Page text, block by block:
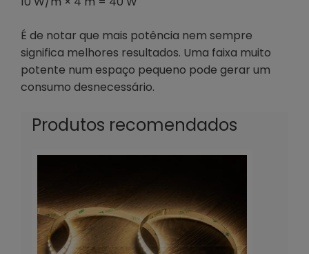
É de notar que mais potência nem sempre
significa melhores resultados. Uma faixa muito
potente num espaço pequeno pode gerar um
consumo desnecessário.
Produtos recomendados